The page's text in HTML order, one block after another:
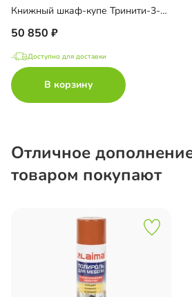
Книжный шкаф-купе Тринити-3-2 6 полок
50 850
Доступно для доставки
В корзину
Отличное
товаром покупают